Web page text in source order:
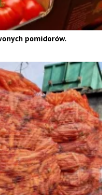
pomidorów.